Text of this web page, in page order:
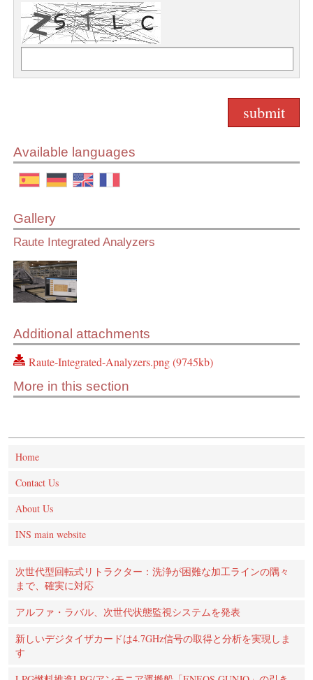
Available languages
Gallery
Raute Integrated Analyzers
Additional attachments
Raute-Integrated-Analyzers.png (9745kb)
More in this section
Home
Contact Us
About Us
INS main website
次世代型回転式リトラクター：洗浄が困難な加工ラインの隅々
まで、確実に対応
アルファ・ラバル、次世代状態監視システムを発表
新しいデジタイザカードは4.7GHz信号の取得と分析を実現しま
す